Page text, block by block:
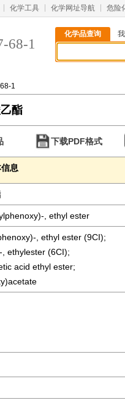
化学工具 化学网址导航 危险
68-1
化学品查询
1
酯
下载PDF格式
息
, ethyl ester
, ethyl ester (9CI);
ethylester (6CI);
acid ethyl ester;